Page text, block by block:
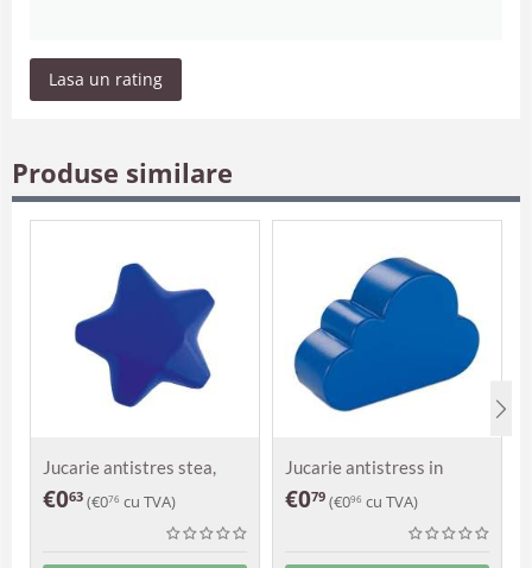
Lasa un rating
Produse similare
Jucarie antistres stea,
Astra
€063 (€076 cu TVA)
Jucarie antistress in
forma de nor
€079 (€096 cu TVA)